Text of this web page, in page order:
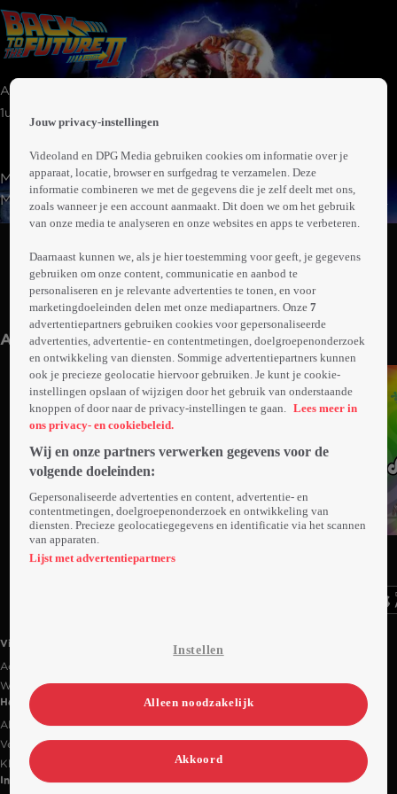
Avontuur | Komedie | Sciencefiction
1uur43min
Marty en Doc reizen naar 2015 om te voorkomen dat
Marty's toekomstige kinderen in de problemen komen.
Daar ontdekt Marty een sportalmanak waarmee hij rijk
de toekomst drastisch. Marty en Doc moeten terug naar
1955 om alles recht te zetten, zonder hun eerdere tijdreis
te verstoren.
Abonneren op Videoland
Meer
info
Anderen kijken ook
Ga
naar
Videoland
Actiecode
Werken bij RTL
Handige links
Alle films & series
Veelgestelde vragen
Klantenservice
Informatie
Jouw privacy-instellingen
Videoland en DPG Media gebruiken cookies om informatie over je
apparaat, locatie, browser en surfgedrag te verzamelen. Deze
informatie combineren we met de gegevens die je zelf deelt met ons,
zoals wanneer je een account aanmaakt. Dit doen we om het gebruik
van onze media te analyseren en onze websites en apps te verbeteren.
Daarnaast kunnen we, als je hier toestemming voor geeft, je gegevens
gebruiken om onze content, communicatie en aanbod te
personaliseren en je relevante advertenties te tonen, en voor
marketingdoeleinden delen met onze mediapartners. Onze7
advertentiepartners gebruiken cookies voor gepersonaliseerde
advertenties, advertentie- en contentmetingen, doelgroepenonderzoek
en ontwikkeling van diensten. Sommige advertentiepartners kunnen
ook je precieze geolocatie hiervoor gebruiken. Je kunt je cookie-
instellingen opslaan of wijzigen door het gebruik van onderstaande
knoppen of door naar de privacy-instellingen te gaan.
Lees meer in
ons privacy- en cookiebeleid.
Wij en onze partners verwerken gegevens voor de
volgende doeleinden:
Gepersonaliseerde advertenties en content, advertentie- en
contentmetingen, doelgroepenonderzoek en ontwikkeling van
diensten. Precieze geolocatiegegevens en identificatie via het scannen
van apparaten.
Lijst met advertentiepartners
Instellen
Alleen noodzakelijk
Akkoord